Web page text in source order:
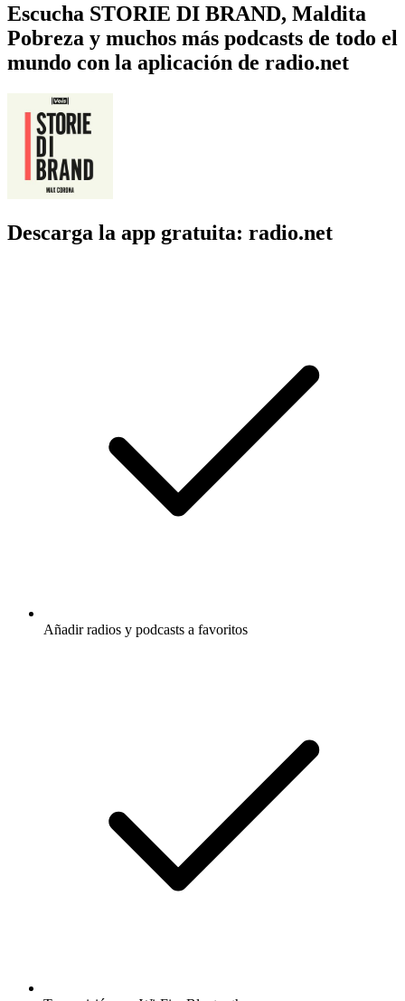
Escucha STORIE DI BRAND, Maldita
Pobreza y muchos más podcasts de todo el
mundo con la aplicación de radio.net
Descarga la app gratuita: radio.net
Añadir radios y podcasts a favoritos